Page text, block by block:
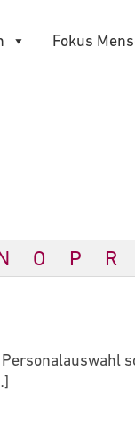
Fokus
O P R